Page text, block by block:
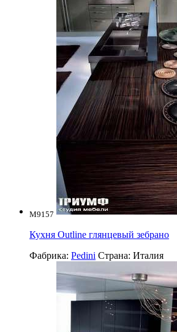
M9157
Кухня Outline глянцевый зебрано
Фабрика: Pedini Страна: Италия